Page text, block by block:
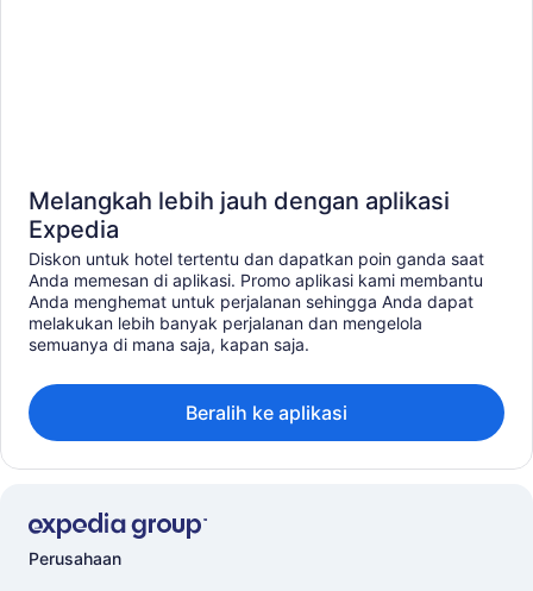
Melangkah lebih jauh dengan aplikasi
Expedia
Diskon untuk hotel tertentu dan dapatkan poin ganda saat
Anda memesan di aplikasi. Promo aplikasi kami membantu
Anda menghemat untuk perjalanan sehingga Anda dapat
melakukan lebih banyak perjalanan dan mengelola
semuanya di mana saja, kapan saja.
Beralih ke aplikasi
Perusahaan